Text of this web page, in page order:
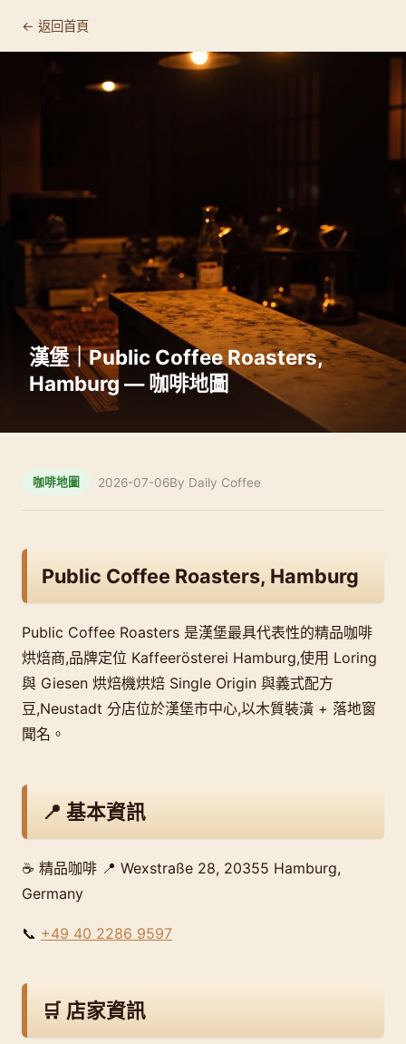
← 返回首頁
漢堡｜Public Coffee Roasters,
Hamburg — 咖啡地圖
咖啡地圖 2026-07-06By Daily Coffee
Public Coffee Roasters, Hamburg
Public Coffee Roasters 是漢堡最具代表性的精品咖啡
烘焙商,品牌定位 Kaffeerösterei Hamburg,使用 Loring
與 Giesen 烘焙機烘焙 Single Origin 與義式配方
豆,Neustadt 分店位於漢堡市中心,以木質裝潢 + 落地窗
聞名。
📍 基本資訊
☕ 精品咖啡 📍 Wexstraße 28, 20355 Hamburg,
Germany
📞 +49 40 2286 9597
🛒 店家資訊